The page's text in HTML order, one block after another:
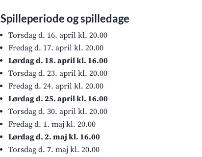
Spilleperiode og spilledage
Torsdag d. 16. april kl. 20.00
Fredag d. 17. april kl. 20.00
Lørdag d. 18. april kl. 16.00
Torsdag d. 23. april kl. 20.00
Fredag d. 24. april kl. 20.00
Lørdag d. 25. april kl. 16.00
Torsdag d. 30. april kl. 20.00
Fredag d. 1. maj kl. 20.00
Lørdag d. 2. maj kl. 16.00
Torsdag d. 7. maj kl. 20.00